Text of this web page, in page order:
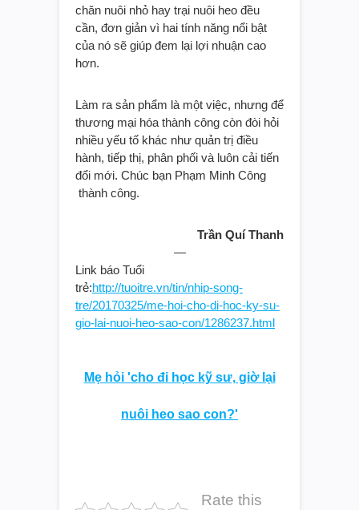
chăn nuôi nhỏ hay trại nuôi heo đều
cần, đơn giản vì hai tính năng nổi bật
của nó sẽ giúp đem lại lợi nhuận cao
hơn.
Làm ra sản phẩm là một việc, nhưng để
thương mại hóa thành công còn đòi hỏi
nhiều yếu tố khác như quản trị điều
hành, tiếp thị, phân phối và luôn cải tiến
đổi mới. Chúc bạn Phạm Minh Công
thành công.
Trần Quí Thanh
—
Link báo Tuổi
trẻ:http://tuoitre.vn/tin/nhip-song-
tre/20170325/me-hoi-cho-di-hoc-ky-su-
gio-lai-nuoi-heo-sao-con/1286237.html
Mẹ hỏi 'cho đi học kỹ sư, giờ lại
nuôi heo sao con?'
Rate this